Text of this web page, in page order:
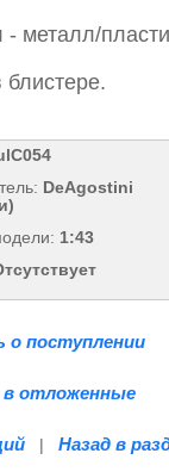
- металл/
DeAgostini
1:43
поступлении
отложенные
| Назад в